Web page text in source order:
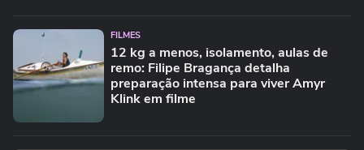
FILMES
12 kg a menos, isolamento, aulas de
remo: Filipe Bragança detalha
preparação intensa para viver Amyr
Klink em filme